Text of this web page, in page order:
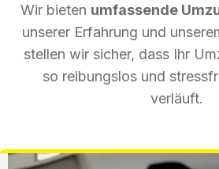
Wir bieten umfassende
unserer Erfahrung und
stellen wir sicher, dass Ihr
so reibungslos und
verläuft.